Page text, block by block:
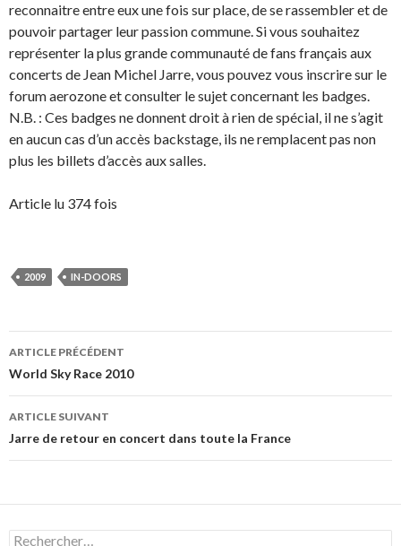
reconnaitre entre eux une fois sur place, de se rassembler et de
pouvoir partager leur passion commune. Si vous souhaitez
représenter la plus grande communauté de fans français aux
concerts de Jean Michel Jarre, vous pouvez vous inscrire sur le
forum aerozone et consulter le sujet concernant les badges.
N.B. : Ces badges ne donnent droit à rien de spécial, il ne s’agit
en aucun cas d’un accès backstage, ils ne remplacent pas non
plus les billets d’accès aux salles.
Article lu 374 fois
2009 IN-DOORS
Navigation
des
articles
ARTICLE PRÉCÉDENT
World Sky Race 2010
ARTICLE SUIVANT
Jarre de retour en concert dans toute la France
Rechercher :